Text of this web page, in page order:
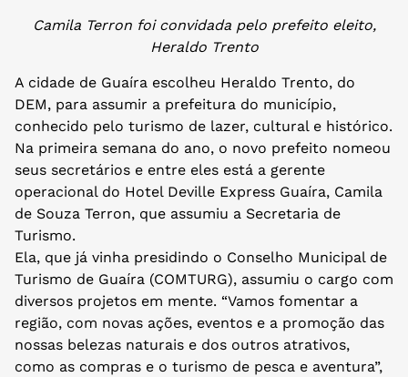
Camila Terron foi convidada pelo prefeito eleito,
Heraldo Trento
A cidade de Guaíra escolheu Heraldo Trento, do
DEM, para assumir a prefeitura do município,
conhecido pelo turismo de lazer, cultural e histórico.
Na primeira semana do ano, o novo prefeito nomeou
seus secretários e entre eles está a gerente
operacional do Hotel Deville Express Guaíra, Camila
de Souza Terron, que assumiu a Secretaria de
Turismo.
Ela, que já vinha presidindo o Conselho Municipal de
Turismo de Guaíra (COMTURG), assumiu o cargo com
diversos projetos em mente. “Vamos fomentar a
região, com novas ações, eventos e a promoção das
nossas belezas naturais e dos outros atrativos,
como as compras e o turismo de pesca e aventura”,